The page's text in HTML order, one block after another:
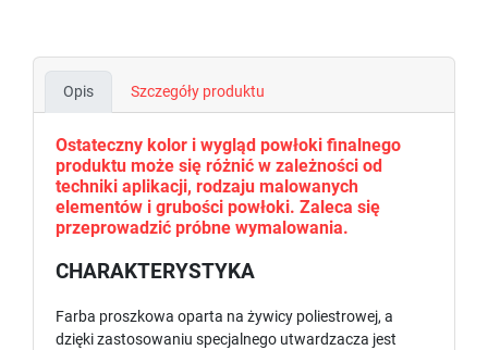
Opis Szczegóły produktu
Ostateczny kolor i wygląd powłoki finalnego
produktu może się różnić w zależności od
techniki aplikacji, rodzaju malowanych
elementów i grubości powłoki. Zaleca się
przeprowadzić próbne wymalowania.
CHARAKTERYSTYKA
Farba proszkowa oparta na żywicy poliestrowej, a
dzięki zastosowaniu specjalnego utwardzacza jest